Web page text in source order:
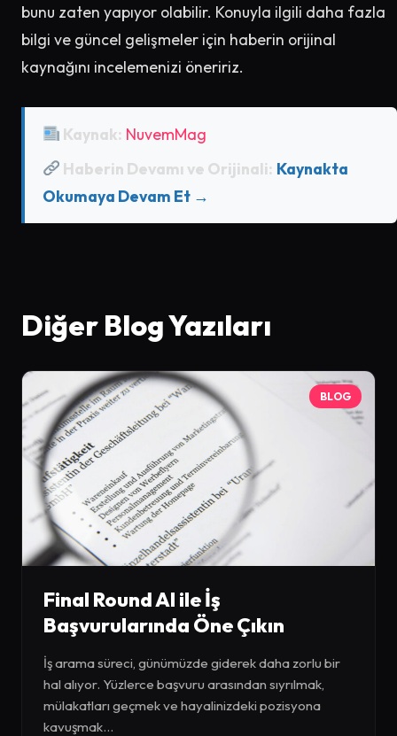
bunu zaten yapıyor olabilir. Konuyla ilgili daha fazla
bilgi ve güncel gelişmeler için haberin orijinal
kaynağını incelemenizi öneririz.
Kaynak: NuvemMag
Haberin Devamı ve Orijinali: Kaynakta
Okumaya Devam Et →
Diğer Blog Yazıları
BLOG
Final Round AI ile İş
Başvurularında Öne Çıkın
İş arama süreci, günümüzde giderek daha zorlu bir
hal alıyor. Yüzlerce başvuru arasından sıyrılmak,
mülakatları geçmek ve hayalinizdeki pozisyona
kavuşmak...